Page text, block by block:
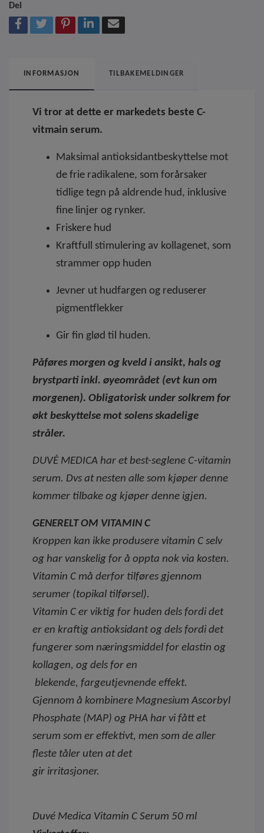
Del
INFORMASJON TILBAKEMELDINGER
Vi tror at dette er markedets beste C-
vitmain serum.
Maksimal antioksidantbeskyttelse mot
de frie radikalene, som forårsaker
tidlige tegn på aldrende hud, inklusive
fine linjer og rynker.
Friskere hud
Kraftfull stimulering av kollagenet, som
strammer opp huden
Jevner ut hudfargen og reduserer
pigmentflekker
Gir fin glød til huden.
Påføres morgen og kveld i ansikt, hals og
brystparti inkl. øyeområdet (evt kun om
morgenen). Obligatorisk under solkrem for
økt beskyttelse mot solens skadelige
stråler.
DUVÉ MEDICA har et best-seglene C-vitamin
serum. Dvs at nesten alle som kjøper denne
kommer tilbake og kjøper denne igjen.
GENERELT OM VITAMIN C
Kroppen kan ikke produsere vitamin C selv
og har vanskelig for å oppta nok via kosten.
Vitamin C må derfor tilføres gjennom
serumer (topikal tilførsel).
Vitamin C er viktig for huden dels fordi det
er en kraftig antioksidant og dels fordi det
fungerer som næringsmiddel for elastin og
kollagen, og dels for en
blekende, fargeutjevnende effekt.
Gjennom å kombinere Magnesium Ascorbyl
Phosphate (MAP) og PHA har vi fått et
serum som er effektivt, men som de aller
fleste tåler uten at det
gir irritasjoner.
Duvé Medica Vitamin C Serum 50 ml